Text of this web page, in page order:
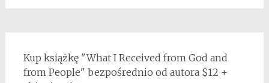
Kup książkę "What I Received from God and
from People" bezpośrednio od autora $12 +